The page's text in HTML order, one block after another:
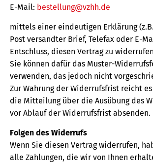
E-Mail: bestellung@vzhh.de
mittels einer eindeutigen Erklärung
Post versandter Brief, Telefax oder E-
Entschluss, diesen Vertrag zu
Sie können dafür das Muster-
verwenden, das jedoch nicht
Zur Wahrung der Widerrufsfrist reicht es
die Mitteilung über die Ausübung des
vor Ablauf der Widerrufsfrist absenden.
Folgen des Widerrufs
Wenn Sie diesen Vertrag widerrufen,
alle Zahlungen, die wir von Ihnen